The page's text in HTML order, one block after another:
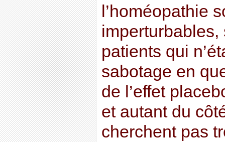
l’homéopathie
patients qui
sabotage en
de l’effet
et autant du
cherchent pas